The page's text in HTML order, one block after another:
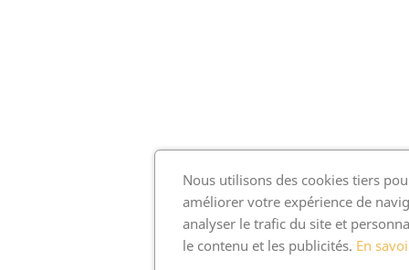
Nous utilisons des cookies tiers
améliorer votre expérience de
analyser le trafic du site et
le contenu et les publicités. En